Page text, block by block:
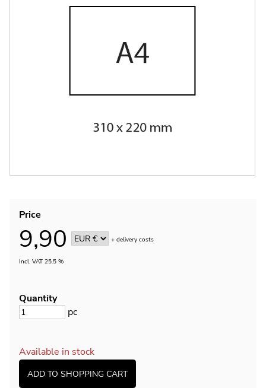
Price
9,90 +delivery costs
Incl. VAT 25.5 %
Quantity
pc
Available in stock